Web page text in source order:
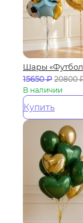
Шары
15650₽ 20800
В наличии
Купить